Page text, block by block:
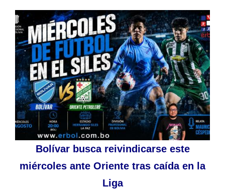
Bolívar busca reivindicarse este
miércoles ante Oriente tras caída en la
Liga